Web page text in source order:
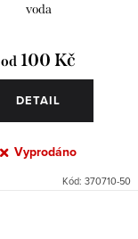
voda
od 100 Kč
DETAIL
Vyprodáno
Kód: 370710-50